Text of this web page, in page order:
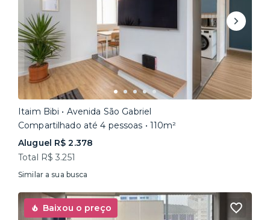
Itaim Bibi • Avenida São Gabriel
Compartilhado até 4 pessoas • 110m²
Aluguel R$ 2.378
Total R$ 3.251
Similar a sua busca
Baixou o preço